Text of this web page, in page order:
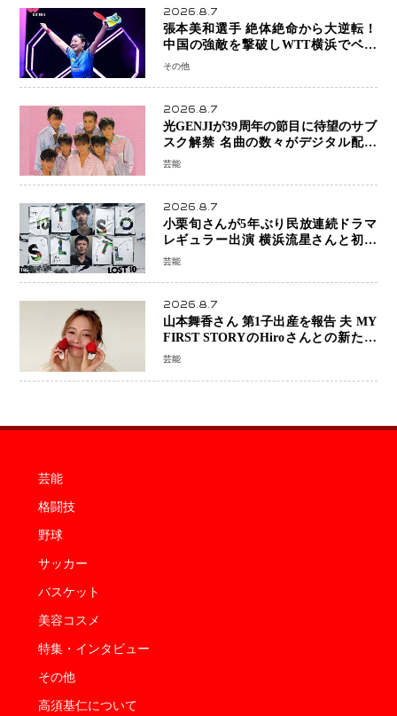
2026.8.7
張本美和選手 絶体絶命から大逆転！
中国の強敵を撃破しWTT横浜でベス
ト8進出
その他
2026.8.7
光GENJIが39周年の節目に待望のサブ
スク解禁 名曲の数々がデジタル配信
へ 40周年へ向け1年間で全作品を順次
芸能
2026.8.7
小栗旬さんが5年ぶり民放連続ドラマ
レギュラー出演 横浜流星さんと初共
演『LOST10』で異色バディ結成
芸能
2026.8.7
山本舞香さん 第1子出産を報告 夫 MY
FIRST STORYのHiroさんとの新たな
家族生活「母子ともに健康」
芸能
芸能
格闘技
野球
サッカー
バスケット
美容コスメ
特集・インタビュー
その他
高須基仁について